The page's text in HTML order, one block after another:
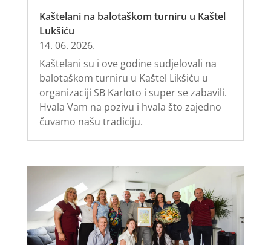
Kaštelani na balotaškom turniru u Kaštel
Lukšiću
14. 06. 2026.
Kaštelani su i ove godine sudjelovali na
balotaškom turniru u Kaštel Likšiću u
organizaciji SB Karloto i super se zabavili.
Hvala Vam na pozivu i hvala što zajedno
čuvamo našu tradiciju.